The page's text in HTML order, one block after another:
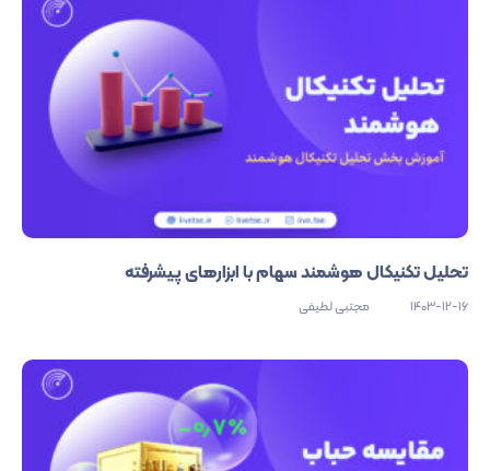
تحلیل تکنیکال هوشمند سهام با ابزارهای پیشرفته
1403-12-16 مجتبی لطیفی